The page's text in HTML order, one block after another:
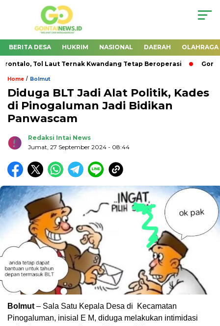
BERITA DESA HUKRIM NASIONAL DAERAH OLAHRAGA
Tol Laut Ternak Kwandang Tetap Beroperasi
Home / Bolmut
Diduga BLT Jadi Alat Politik, Kades
di Pinogaluman Jadi Bidikan
Panwascam
Redaksi Intai News
Jumat, 27 September 2024 - 08:44
Bolmut – Sala Satu Kepala Desa di Kecamatan
Pinogaluman, inisial E M, diduga melakukan intimidasi